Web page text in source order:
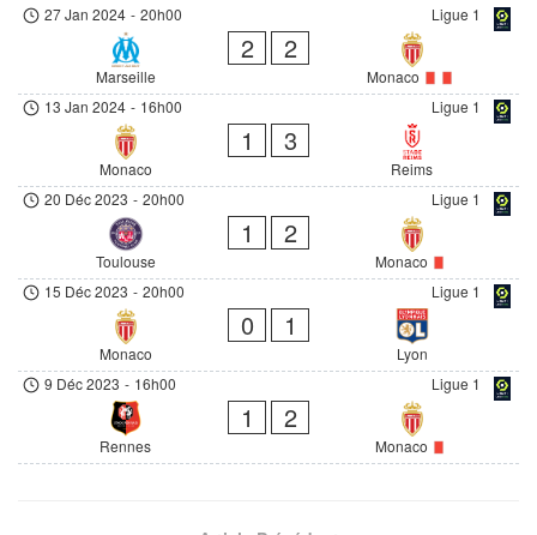
Ligue 1
27 Jan 2024 - 20h00
Marseille
2 2
Monaco
Ligue 1
13 Jan 2024 - 16h00
Monaco
1 3
Reims
Ligue 1
20 Déc 2023 - 20h00
Toulouse
1 2
Monaco
Ligue 1
15 Déc 2023 - 20h00
Monaco
0 1
Lyon
Ligue 1
9 Déc 2023 - 16h00
Rennes
1 2
Monaco